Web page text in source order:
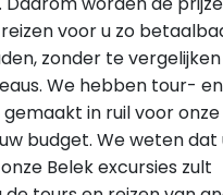
voor u zo
zonder te
We hebben tour- en
in ruil voor
budget. We weten dat
Belek excursies zult